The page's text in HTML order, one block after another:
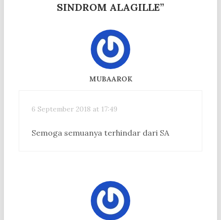
SINDROM ALAGILLE”
MUBAAROK
6 September 2018 at 17:49
Semoga semuanya terhindar dari SA